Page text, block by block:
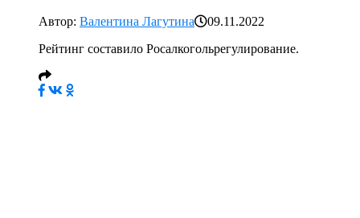
Автор: Валентина Лагутина
09.11.2022
Рейтинг составило Росалкогольрегулирование.